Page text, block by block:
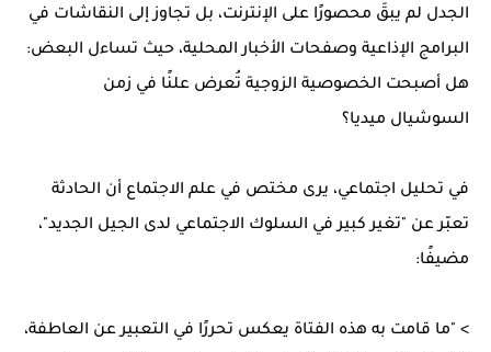
الجدل لم يبقَ محصورًا على الإنترنت، بل تجاوز إلى النقاشات في
البرامج الإذاعية وصفحات الأخبار المحلية، حيث تساءل البعض:
هل أصبحت الخصوصية الزوجية تُعرض علنًا في زمن
السوشيال ميديا؟
في تحليل اجتماعي، يرى مختص في علم الاجتماع أن الحادثة
تعبّر عن "تغير كبير في السلوك الاجتماعي لدى الجيل الجديد"،
مضيفًا:
> "ما قامت به هذه الفتاة يعكس تحررًا في التعبير عن العاطفة،